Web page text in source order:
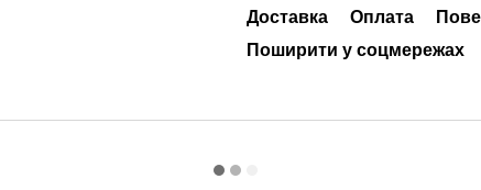
Доставка
Оплата
Поширити у соцмережах